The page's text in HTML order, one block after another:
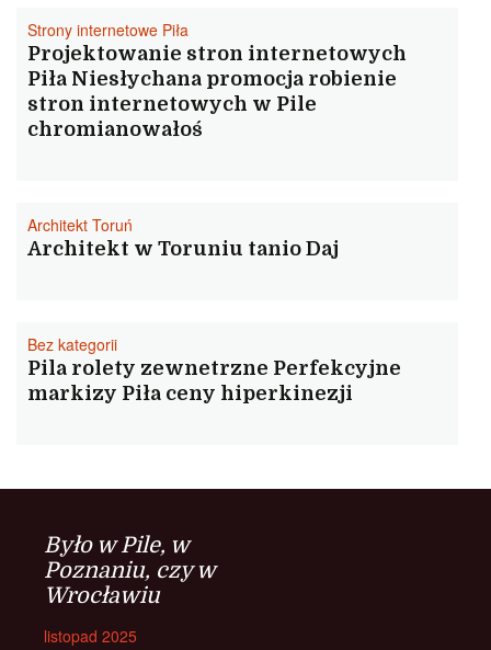
Strony internetowe Piła
Projektowanie stron internetowych
Piła Niesłychana promocja robienie
stron internetowych w Pile
chromianowałoś
Architekt Toruń
Architekt w Toruniu tanio Daj
Bez kategorii
Pila rolety zewnetrzne Perfekcyjne
markizy Piła ceny hiperkinezji
Było w Pile, w
Poznaniu, czy w
Wrocławiu
listopad 2025